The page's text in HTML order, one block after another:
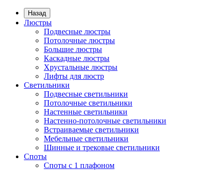
Назад
Люстры
Подвесные люстры
Потолочные люстры
Большие люстры
Каскадные люстры
Хрустальные люстры
Лифты для люстр
Светильники
Подвесные светильники
Потолочные светильники
Настенные светильники
Настенно-потолочные светильники
Встраиваемые светильники
Мебельные светильники
Шинные и трековые светильники
Споты
Споты с 1 плафоном